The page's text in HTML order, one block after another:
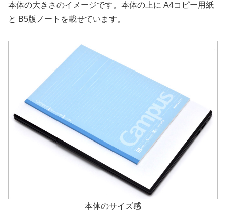
本体の大きさのイメージです。本体の上に A4コピー用紙
と B5版ノートを載せています。
本体のサイズ感